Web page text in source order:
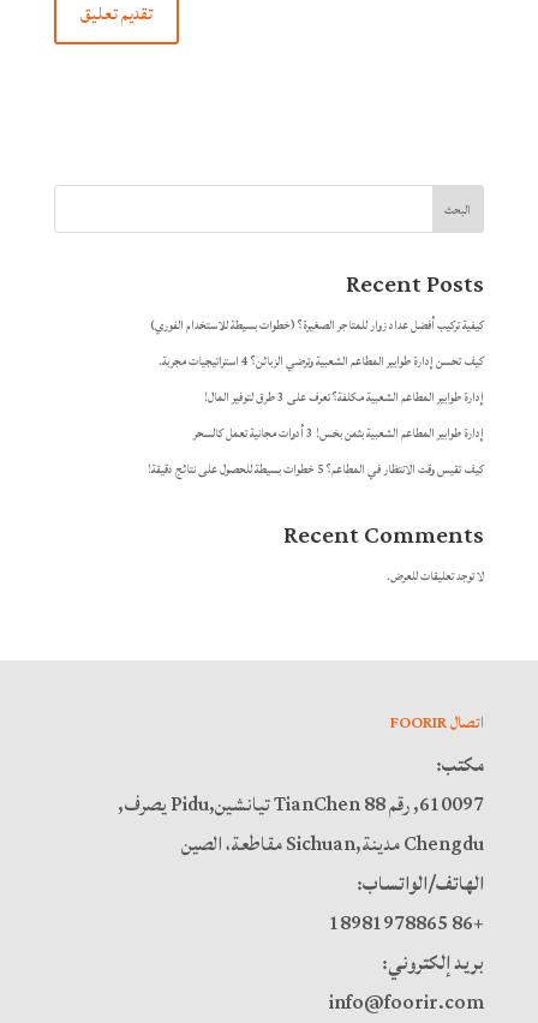
البحث
Recent Posts
كيفية تركيب أفضل عداد زوار للمتاجر الصغيرة؟ (خطوات بسيطة للاستخدام الفوري)
كيف تحسن إدارة طوابير المطاعم الشعبية وترضي الزبائن؟ 4 استراتيجيات مجربة.
إدارة طوابير المطاعم الشعبية مكلفة؟ تعرف على 3 طرق لتوفير المال!
إدارة طوابير المطاعم الشعبية بثمن بخس! 3 أدوات مجانية تعمل كالسحر
كيف تقيس وقت الانتظار في المطاعم؟ 5 خطوات بسيطة للحصول على نتائج دقيقة!
Recent Comments
لا توجد تعليقات للعرض.
اتصال FOORIR
مكتب:
610097, رقم 88 TianChen تيانشين,Pidu يصرف,
Chengdu مدينة,Sichuan مقاطعة، الصين
الهاتف/الواتساب:
+86 18981978865
بريد إلكتروني:
info@foorir.com